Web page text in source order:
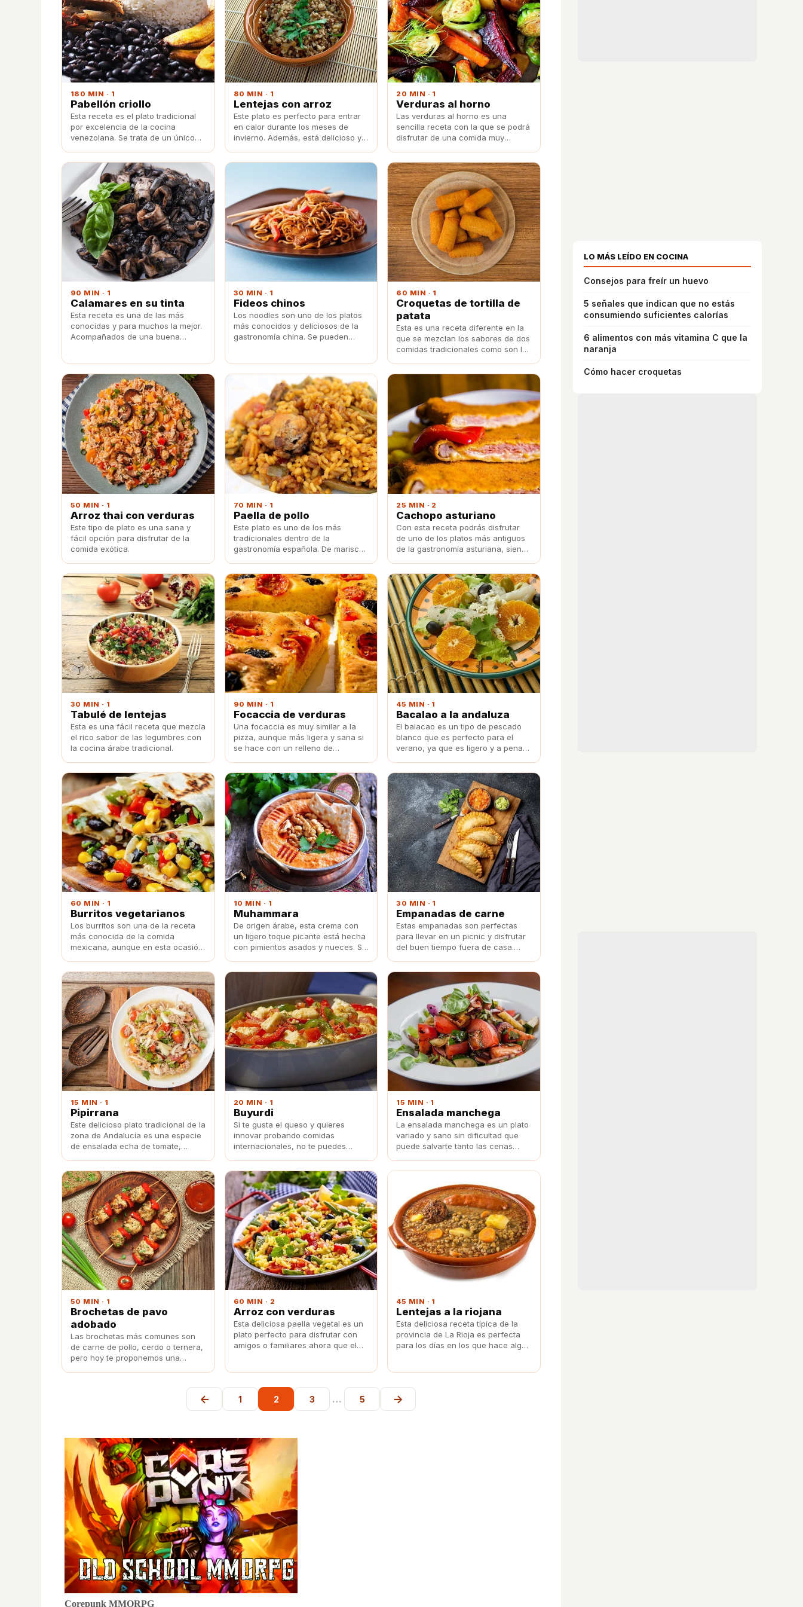
180 MIN · 1
Pabellón criollo
Esta receta es el plato tradicional
por excelencia de la cocina
venezolana. Se trata de un único
arroz, carne mechada y plátano
frito.
80 MIN · 1
Lentejas con arroz
Este plato es perfecto para entrar
en calor durante los meses de
invierno. Además, está delicioso y
20 MIN · 1
Verduras al horno
Las verduras al horno es una
sencilla receta con la que se podrá
disfrutar de una comida muy
90 MIN · 1
Calamares en su tinta
Esta receta es una de las más
conocidas y para muchos la mejor.
Acompañados de una buena
alegrar el día.
30 MIN · 1
Fideos chinos
Los noodles son uno de los platos
más conocidos y deliciosos de la
gastronomía china. Se pueden
60 MIN · 1
Croquetas de tortilla de
patata
Esta es una receta diferente en la
que se mezclan los sabores de dos
comidas tradicionales como son las
50 MIN · 1
Arroz thai con verduras
Este tipo de plato es una sana y
fácil opción para disfrutar de la
comida exótica.
70 MIN · 1
Paella de pollo
Este plato es uno de los más
tradicionales dentro de la
gastronomía española. De marisco
hará que te chupes los dedos.
25 MIN · 2
Cachopo asturiano
Con esta receta podrás disfrutar
de uno de los platos más antiguos
de la gastronomía asturiana, siendo
este plato.
30 MIN · 1
Tabulé de lentejas
Esta es una fácil receta que mezcla
el rico sabor de las legumbres con
la cocina árabe tradicional.
90 MIN · 1
Focaccia de verduras
Una focaccia es muy similar a la
pizza, aunque más ligera y sana si
se hace con un relleno de
seguro que encanta a toda tu
familia.
45 MIN · 1
Bacalao a la andaluza
El balacao es un tipo de pescado
blanco que es perfecto para el
verano, ya que es ligero y a penas
te mostramos la receta.
60 MIN · 1
Burritos vegetarianos
Los burritos son una de la receta
más conocida de la comida
mexicana, aunque en esta ocasión
frijoles refritos y verduras
pochadas.
10 MIN · 1
Muhammara
De origen árabe, esta crema con
un ligero toque picante está hecha
con pimientos asados y nueces. Se
30 MIN · 1
Empanadas de carne
Estas empanadas son perfectas
para llevar en un picnic y disfrutar
del buen tiempo fuera de casa.
¡Deja volar tu imaginación!
15 MIN · 1
Pipirrana
Este delicioso plato tradicional de la
zona de Andalucía es una especie
de ensalada echa de tomate,
refrescarse durante el verano.
20 MIN · 1
Buyurdi
Si te gusta el queso y quieres
innovar probando comidas
internacionales, no te puedes
15 MIN · 1
Ensalada manchega
La ensalada manchega es un plato
variado y sano sin dificultad que
puede salvarte tanto las cenas
quedan bien en la mesa.
50 MIN · 1
Brochetas de pavo
adobado
Las brochetas más comunes son
de carne de pollo, cerdo o ternera,
pero hoy te proponemos una
60 MIN · 2
Arroz con verduras
Esta deliciosa paella vegetal es un
plato perfecto para disfrutar con
amigos o familiares ahora que el
fácilmente.
45 MIN · 1
Lentejas a la riojana
Esta deliciosa receta típica de la
provincia de La Rioja es perfecta
para los días en los que hace algo
rechupete.
← 1 2 3 … 5 →
Corepunk MMORPG
LO MÁS LEÍDO EN COCINA
Consejos para freír un huevo
5 señales que indican que no estás
consumiendo suficientes calorías
6 alimentos con más vitamina C que la
naranja
Cómo hacer croquetas